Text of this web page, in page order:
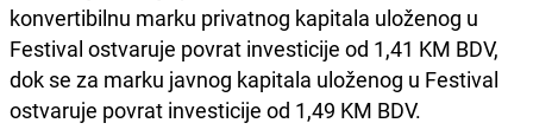
konvertibilnu marku privatnog kapitala uloženog u
Festival ostvaruje povrat investicije od 1,41 KM BDV,
dok se za marku javnog kapitala uloženog u Festival
ostvaruje povrat investicije od 1,49 KM BDV.